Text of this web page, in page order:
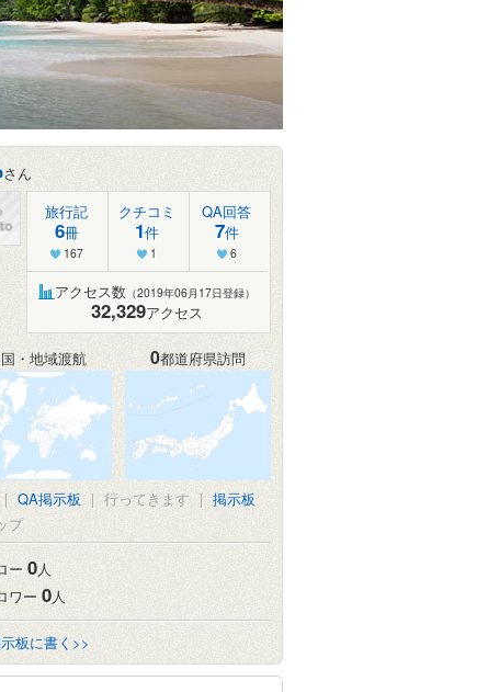
さん
旅行記
6冊
167
クチコミ
1件
1
QA回答
7件
6
アクセス数 （2019年06月17日登録）
32,329アクセス
国・地域渡航 0都道府県訪問
| QA掲示板 | 行ってきます | 掲示板
プ
ー 0人
ワー 0人
板に書く>>